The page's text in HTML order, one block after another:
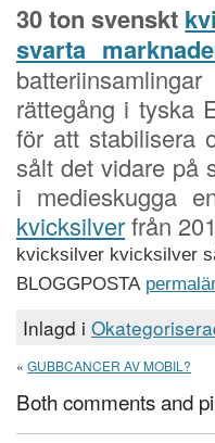
30 ton svenskt
svarta
rättegång i tyska
för att stabilisera
sålt det vidare på
i medieskugga
kvicksilverfrån
kvicksilver kvicksilver
BLOGGPOSTA
Inlagd i
« GUBBCANCER AV MOBIL?
Both comments and